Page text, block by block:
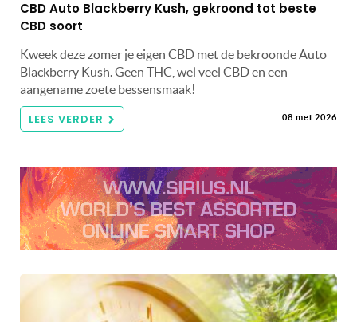
CBD Auto Blackberry Kush, gekroond tot beste
CBD soort
Kweek deze zomer je eigen CBD met de bekroonde Auto
Blackberry Kush. Geen THC, wel veel CBD en een
aangename zoete bessensmaak!
LEES VERDER 08 mei 2026